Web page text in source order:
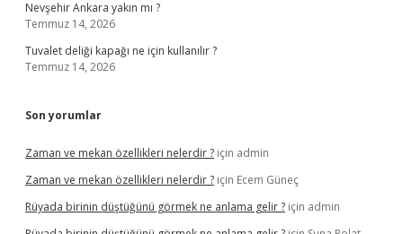
Nevşehir Ankara yakın mı ?
Temmuz 14, 2026
Tuvalet deliği kapağı ne için kullanılır ?
Temmuz 14, 2026
Son yorumlar
Zaman ve mekan özellikleri nelerdir ? için admin
Zaman ve mekan özellikleri nelerdir ? için Ecem Güneç
Rüyada birinin düştüğünü görmek ne anlama gelir ? için admin